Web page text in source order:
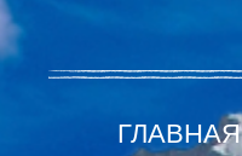
ГЛАВНАЯ